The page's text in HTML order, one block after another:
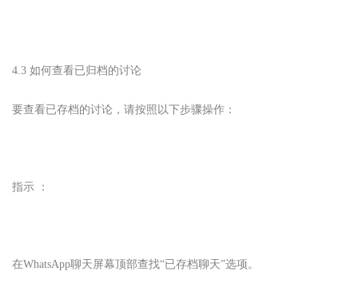
4.3 如何查看已归档的讨论
要查看已存档的讨论，请按照以下步骤操作：
指示 ：
在WhatsApp聊天屏幕顶部查找“已存档聊天”选项。